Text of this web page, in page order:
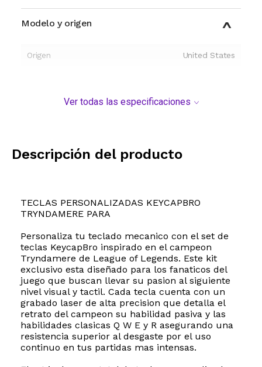
Modelo y origen
Origen United States
Ver todas las especificaciones
Descripción del producto
TECLAS PERSONALIZADAS KEYCAPBRO
TRYNDAMERE PARA
Personaliza tu teclado mecanico con el set de
teclas KeycapBro inspirado en el campeon
Tryndamere de League of Legends. Este kit
exclusivo esta diseñado para los fanaticos del
juego que buscan llevar su pasion al siguiente
nivel visual y tactil. Cada tecla cuenta con un
grabado laser de alta precision que detalla el
retrato del campeon su habilidad pasiva y las
habilidades clasicas Q W E y R asegurando una
resistencia superior al desgaste por el uso
continuo en tus partidas mas intensas.